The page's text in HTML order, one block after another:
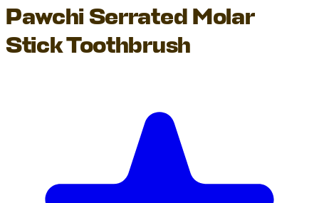
Pawchi Serrated Molar
Stick Toothbrush